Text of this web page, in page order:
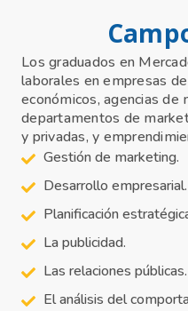
Los graduados en
laborales en empresas
económicos, agencias de
departamentos de
y privadas, y
Gestión de marketing.
Desarrollo empresarial.
Planificación
La publicidad.
Las relaciones públicas.
El análisis del